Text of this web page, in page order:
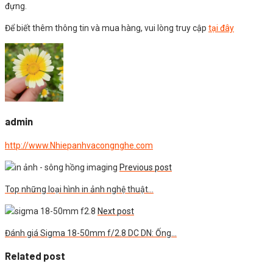
đựng.
Để biết thêm thông tin và mua hàng, vui lòng truy cập tại đây
admin
http://www.Nhiepanhvacongnghe.com
Previous post
Top những loại hình in ảnh nghệ thuật…
Next post
Đánh giá Sigma 18-50mm f/2.8 DC DN: Ống…
Related post